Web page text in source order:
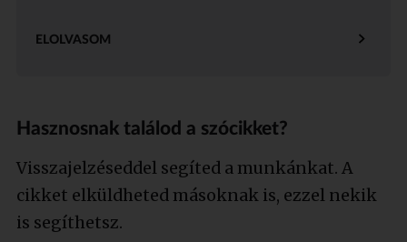
ELOLVASOM
Hasznosnak találod a szócikket?
Visszajelzéseddel segíted a munkánkat. A
cikket elküldheted másoknak is, ezzel nekik
is segíthetsz.